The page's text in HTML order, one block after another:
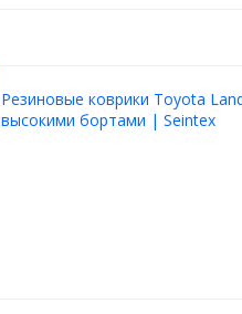
Резиновые коврики Toyota
высокими бортами | Seintex